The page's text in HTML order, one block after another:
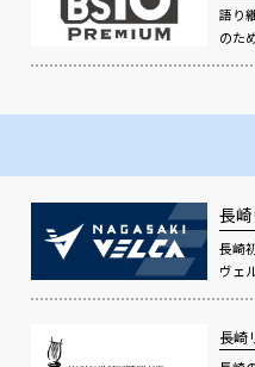
語り
のた
長
長崎
ヴェ
長崎